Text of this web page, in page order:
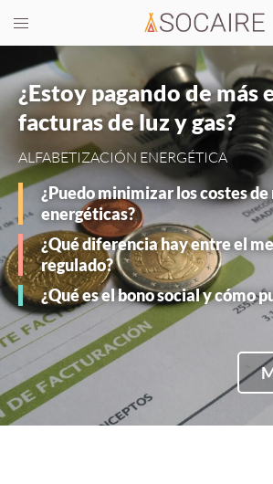
¿Estoy pagando de más
facturas de luz y gas?
ALFABETIZACIÓN ENERGÉTICA
¿Puedo minimizar los costes
energéticas?
¿Qué diferencia hay entre el
regulado?
¿Qué es el bono social y cómo